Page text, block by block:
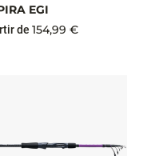
EGI
de 154,99 €